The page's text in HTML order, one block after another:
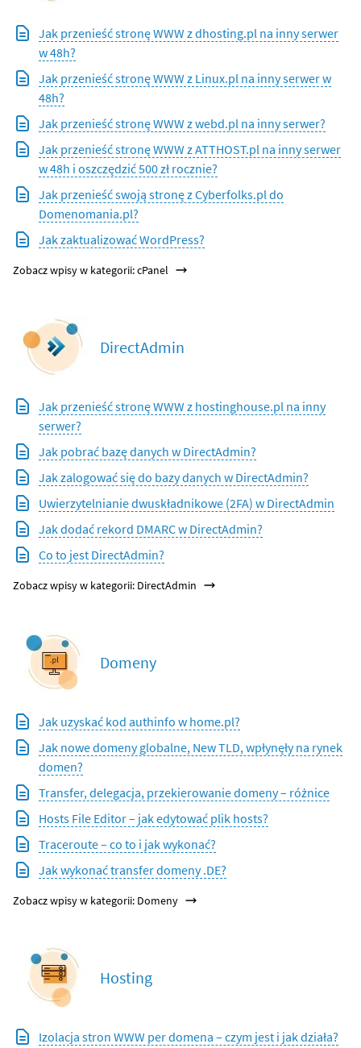
Jak przenieść stronę WWW z dhosting.pl na inny serwer
w 48h?
Jak przenieść stronę WWW z Linux.pl na inny serwer w
48h?
Jak przenieść stronę WWW z webd.pl na inny serwer?
Jak przenieść stronę WWW z ATTHOST.pl na inny serwer
w 48h i oszczędzić 500 zł rocznie?
Jak przenieść swoją stronę z Cyberfolks.pl do
Domenomania.pl?
Jak zaktualizować WordPress?
Zobacz wpisy w kategorii: cPanel
DirectAdmin
Jak przenieść stronę WWW z hostinghouse.pl na inny
serwer?
Jak pobrać bazę danych w DirectAdmin?
Jak zalogować się do bazy danych w DirectAdmin?
Uwierzytelnianie dwuskładnikowe (2FA) w DirectAdmin
Jak dodać rekord DMARC w DirectAdmin?
Co to jest DirectAdmin?
Zobacz wpisy w kategorii: DirectAdmin
Domeny
Jak uzyskać kod authinfo w home.pl?
Jak nowe domeny globalne, New TLD, wpłynęły na rynek
domen?
Transfer, delegacja, przekierowanie domeny – różnice
Hosts File Editor – jak edytować plik hosts?
Traceroute – co to i jak wykonać?
Jak wykonać transfer domeny .DE?
Zobacz wpisy w kategorii: Domeny
Hosting
Izolacja stron WWW per domena – czym jest i jak działa?